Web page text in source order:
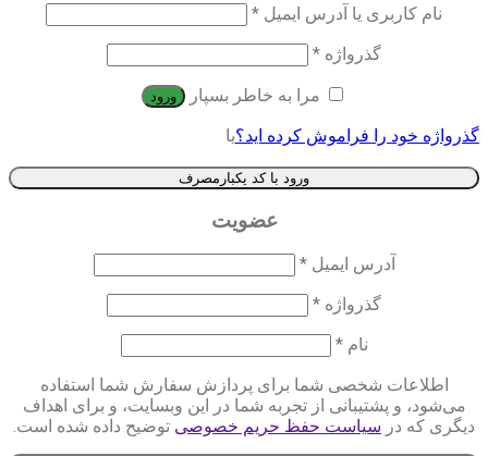
نام کاربری یا آدرس ایمیل *
گذرواژه *
مرا به خاطر بسپار
ورود
گذرواژه خود را فراموش کرده اید؟یا
ورود با کد یکبارمصرف
عضویت
آدرس ایمیل*
گذرواژه *
نام*
اطلاعات شخصی شما برای پردازش سفارش شما استفاده
می‌شود، و پشتیبانی از تجربه شما در این وبسایت، و برای اهداف
دیگری که در سیاست حفظ حریم خصوصی توضیح داده شده است.